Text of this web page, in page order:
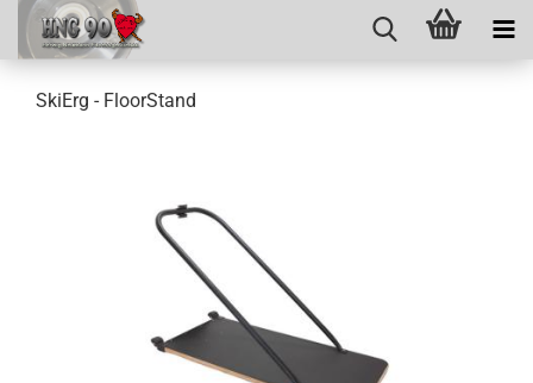
SkiErg - FloorStand